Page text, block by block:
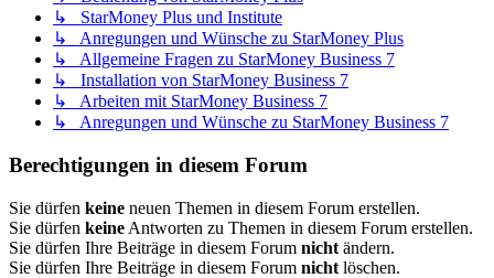
↳ StarMoney Plus und Institute
↳ Anregungen und Wünsche zu StarMoney Plus
↳ Allgemeine Fragen zu StarMoney Business 7
↳ Installation von StarMoney Business 7
↳ Arbeiten mit StarMoney Business 7
↳ Anregungen und Wünsche zu StarMoney Business 7
Berechtigungen in diesem Forum
Sie dürfen keine neuen Themen in diesem Forum erstellen.
Sie dürfen keine Antworten zu Themen in diesem Forum erstellen.
Sie dürfen Ihre Beiträge in diesem Forum nicht ändern.
Sie dürfen Ihre Beiträge in diesem Forum nicht löschen.